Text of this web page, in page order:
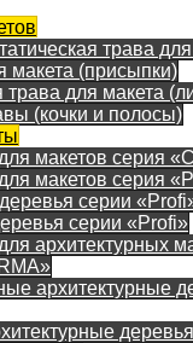
трава
макета (присыпки)
трава для макета
(кочки и полосы)
макетов серия
макетов серия
серии
серии «Profi»
архитектурных
архитектурные